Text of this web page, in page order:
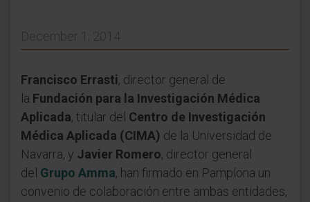
December 1, 2014
Francisco Errasti, director general de
la Fundación para la Investigación Médica
Aplicada, titular del Centro de Investigación
Médica Aplicada (CIMA) de la Universidad de
Navarra, y Javier Romero, director general
del Grupo Amma, han firmado en Pamplona un
convenio de colaboración entre ambas entidades,